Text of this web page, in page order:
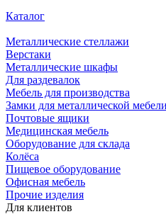
Каталог
Металлические стеллажи
Верстаки
Металлические шкафы
Для раздевалок
Мебель для производства
Замки для металлической мебели
Почтовые ящики
Медицинская мебель
Оборудование для склада
Колёса
Пищевое оборудование
Офисная мебель
Прочие изделия
Для клиентов